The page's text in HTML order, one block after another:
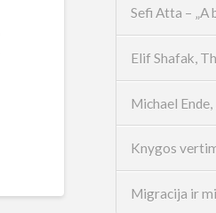
Sefi Atta – „A
Elif Shafak,
Michael Ende,
Knygos
Migracija ir